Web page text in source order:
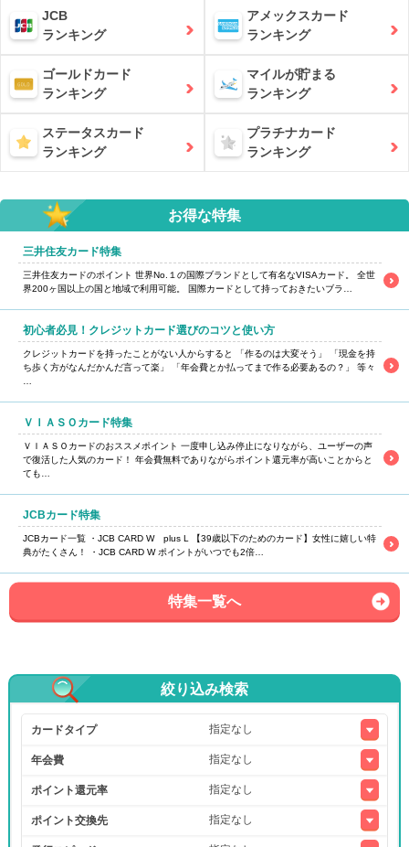
JCB
ランキング
アメックスカード
ランキング
ゴールドカード
ランキング
マイルが貯まる
ランキング
ステータスカード
ランキング
プラチナカード
ランキング
お得な特集
三井住友カード特集
三井住友カードのポイント 世界No.１の国際ブランドとして有名なVISAカード。 全世
界200ヶ国以上の国と地域で利用可能。 国際カードとして持っておきたいブラ…
初心者必見！クレジットカード選びのコツと使い方
クレジットカードを持ったことがない人からすると 「作るのは大変そう」 「現金を持
ち歩く方がなんだかんだ言って楽」 「年会費とか払ってまで作る必要あるの？」 等々
ＶＩＡＳＯカード特集
ＶＩＡＳＯカードのおススメポイント 一度申し込み停止になりながら、ユーザーの声
で復活した人気のカード！ 年会費無料でありながらポイント還元率が高いことからと
ても…
JCBカード特集
JCBカード一覧 ・JCB CARD W plus L 【39歳以下のためのカード】女性に嬉しい特
典がたくさん！ ・JCB CARD W ポイントがいつでも2倍…
特集一覧へ
絞り込み検索
カードタイプ
年会費
ポイント還元率
ポイント交換先